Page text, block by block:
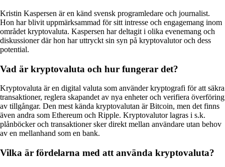
Kristin Kaspersen är en känd svensk programledare och journalist.
Hon har blivit uppmärksammad för sitt intresse och engagemang inom
området kryptovaluta. Kaspersen har deltagit i olika evenemang och
diskussioner där hon har uttryckt sin syn på kryptovalutor och dess
potential.
Vad är kryptovaluta och hur fungerar det?
Kryptovaluta är en digital valuta som använder kryptografi för att säkra
transaktioner, reglera skapandet av nya enheter och verifiera överföring
av tillgångar. Den mest kända kryptovalutan är Bitcoin, men det finns
även andra som Ethereum och Ripple. Kryptovalutor lagras i s.k.
plånböcker och transaktioner sker direkt mellan användare utan behov
av en mellanhand som en bank.
Vilka är fördelarna med att använda kryptovaluta?